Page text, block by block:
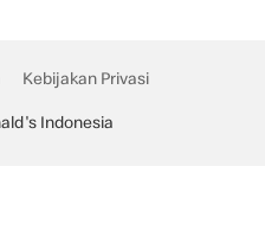
Kebijakan Privasi
Indonesia